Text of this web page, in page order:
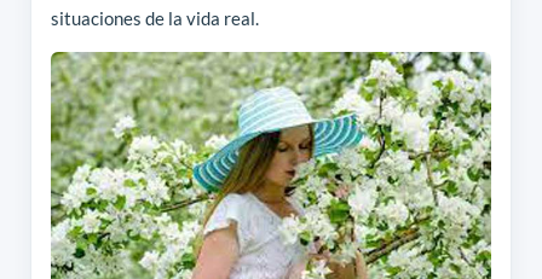
situaciones de la vida real.